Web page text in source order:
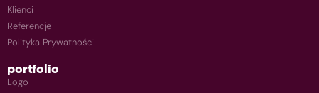
Klienci
Referencje
Polityka Prywatności
portfolio
Logo